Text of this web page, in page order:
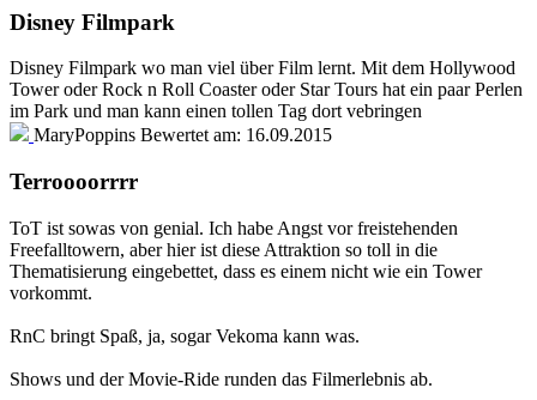
Disney Filmpark
Disney Filmpark wo man viel über Film lernt. Mit dem Hollywood
Tower oder Rock n Roll Coaster oder Star Tours hat ein paar Perlen
im Park und man kann einen tollen Tag dort vebringen
MaryPoppins Bewertet am: 16.09.2015
Terroooorrrr
ToT ist sowas von genial. Ich habe Angst vor freistehenden
Freefalltowern, aber hier ist diese Attraktion so toll in die
Thematisierung eingebettet, dass es einem nicht wie ein Tower
vorkommt.
RnC bringt Spaß, ja, sogar Vekoma kann was.
Shows und der Movie-Ride runden das Filmerlebnis ab.